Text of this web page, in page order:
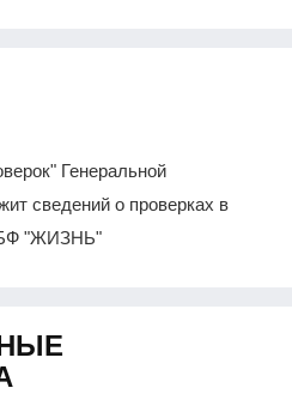
Генеральной
сведений о проверках в
"ЖИЗНЬ"